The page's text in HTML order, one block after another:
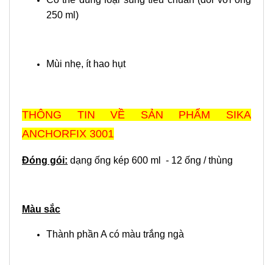
250 ml)
Mùi nhẹ, ít hao hụt
THÔNG TIN VỀ SẢN PHẨM SIKA
ANCHORFIX 3001
Đóng gói: dạng ống kép 600 ml - 12 ống / thùng
Màu sắc
Thành phần A có màu trắng ngà